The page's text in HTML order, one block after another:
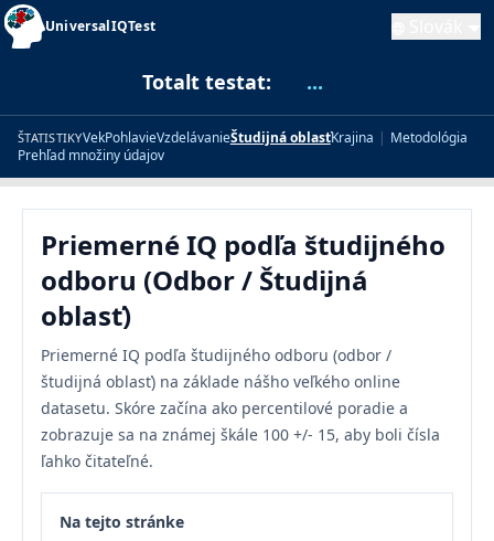
UniversalIQTest
Totalt testat: ...
ŠTATISTIKYVekPohlavieVzdelávanieŠtudijná oblasťKrajina | Metodológia
Prehľad množiny údajov
Priemerné IQ podľa študijného
odboru (Odbor / Študijná
oblasť)
Priemerné IQ podľa študijného odboru (odbor /
študijná oblasť) na základe nášho veľkého online
datasetu. Skóre začína ako percentilové poradie a
zobrazuje sa na známej škále 100 +/- 15, aby boli čísla
ľahko čitateľné.
Na tejto stránke